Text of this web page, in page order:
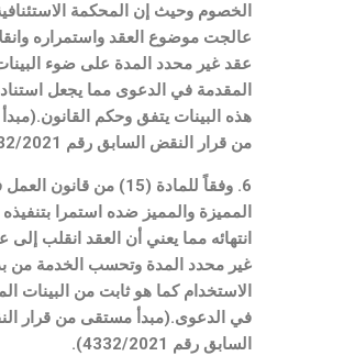
الخصوم وحيث إن المحكمة
عالجت موضوع العقد واستمراره
عقد غير محدد المدة على ضوء
المقدمة في الدعوى مما يجعل
هذه البينات يتفق وحكم
من قرار النقض السابق رقم 4332/2021).
6. وفقاً للمادة (15) من قانون
المميزة والمميز ضده استمرا بتنفيذه
انتهائه مما يعني أن العقد انقلب
غير محدد المدة وتحسب الخدمة من
الاستخدام كما هو ثابت من البينات
في الدعوى.(مبدأ مستقى من قرار
السابق رقم 4332/2021).